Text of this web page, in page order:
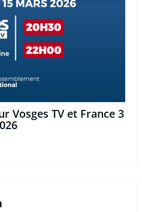
Vosges TV et France 3